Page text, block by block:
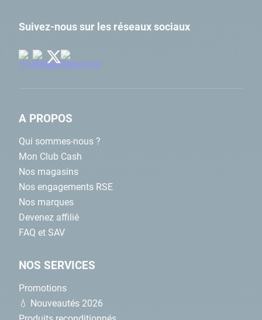
Suivez-nous sur les réseaux sociaux
A PROPOS
Qui sommes-nous ?
Mon Club Cash
Nos magasins
Nos engagements RSE
Nos marques
Devenez affilié
FAQ et SAV
NOS SERVICES
Promotions
💧 Nouveautés 2026